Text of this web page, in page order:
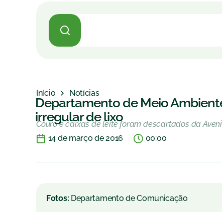
Início Notícias
Departamento de Meio
irregular de lixo
Couro e caixas de leite foram descartados da
14 de março de 2016
00:00
Fotos: Departamento de Comunicação